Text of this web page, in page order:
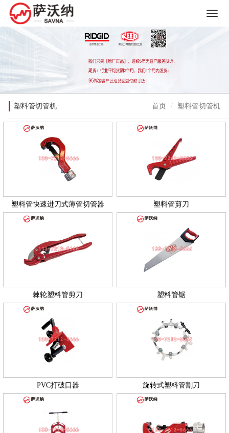
塑料管切管机 首页 塑料管切管机
塑料管快速进刀式薄管切管器 塑料管剪刀
棘轮塑料管剪刀 塑料管锯
PVC打破口器 旋转式塑料管割刀